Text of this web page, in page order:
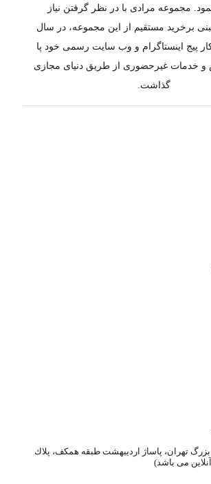
مجموعه مرادی با در نظر گرفتن نیاز
برخرید مستقیم از این مجموعه، در سال
به کار پیج اینستاگرام و وب سایت رسمی خود پا
خدمات غیرحضوری از طریق دنیای مجازی
گذاشت.
بزرگ تهران، پاساژ ارديبهشت طبقه همكف، پلاك